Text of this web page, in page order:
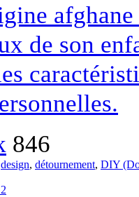
de son
846
design, détournement, DIY